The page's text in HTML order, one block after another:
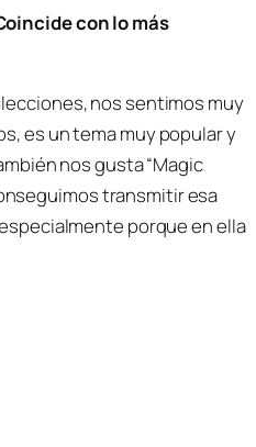
con lo más
nos sentimos muy
es un tema muy popular y
nos gusta “Magic
transmitir esa
porque en ella